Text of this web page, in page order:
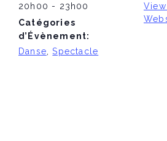
20h00 - 23h00
Catégories
d’Évènement:
Danse ,Spectacle